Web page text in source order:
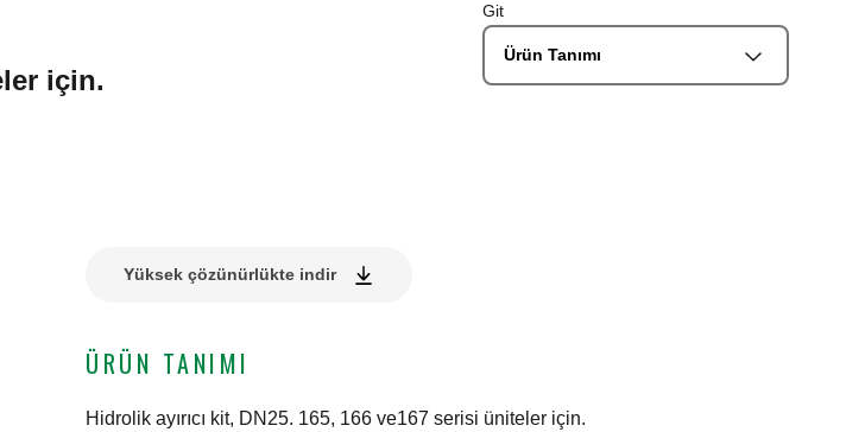
için.
Git
Ürün Tanımı
Yüksek çözünürlükte indir
ÜRÜN TANIMI
Hidrolik ayırıcı kit, DN25. 165, 166 ve167 serisi üniteler için.